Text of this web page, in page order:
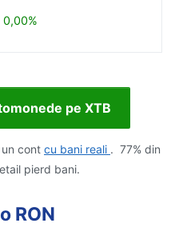
0,00%
pe XTB
un cont cu bani reali . 77% din
pierd bani.
RON